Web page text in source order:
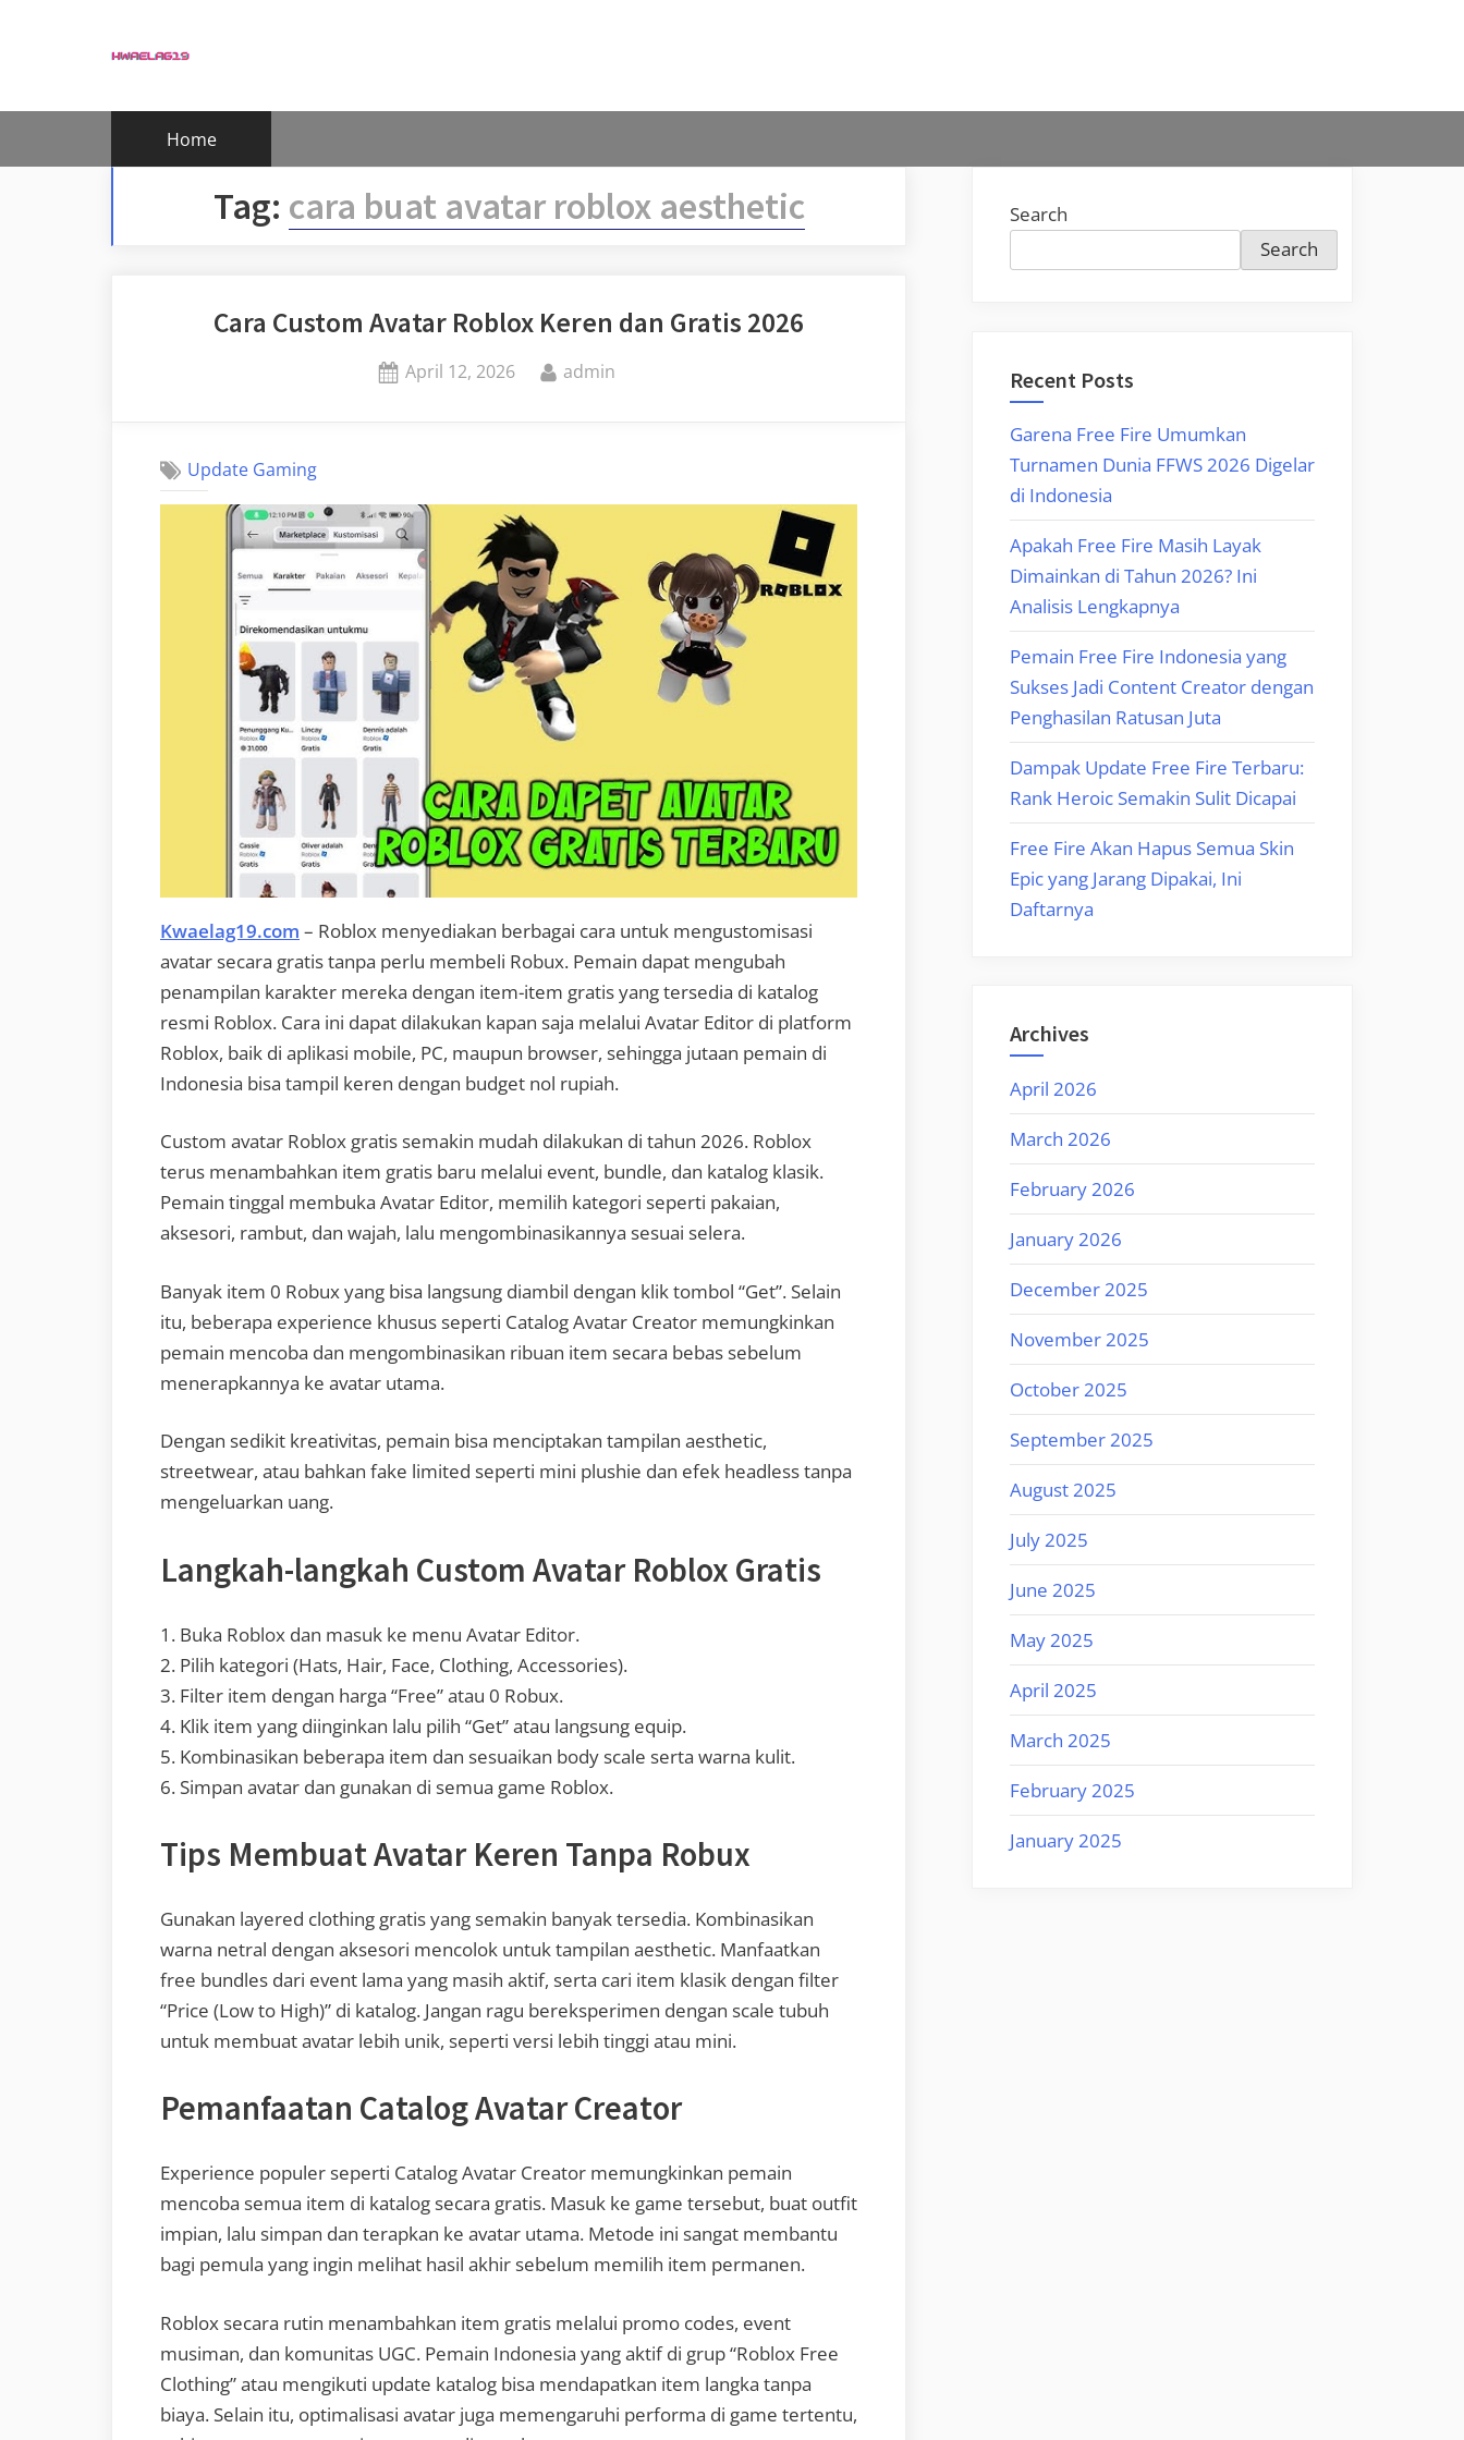
Home
Tag: cara buat avatar roblox aesthetic
Cara Custom Avatar Roblox Keren dan Gratis 2026
Posted
April 12, 2026 By
admin
Update Gaming
Kwaelag19.com – Roblox menyediakan berbagai cara untuk mengustomisasi
avatar secara gratis tanpa perlu membeli Robux. Pemain dapat mengubah
penampilan karakter mereka dengan item-item gratis yang tersedia di katalog
resmi Roblox. Cara ini dapat dilakukan kapan saja melalui Avatar Editor di platform
Roblox, baik di aplikasi mobile, PC, maupun browser, sehingga jutaan pemain di
Indonesia bisa tampil keren dengan budget nol rupiah.
Custom avatar Roblox gratis semakin mudah dilakukan di tahun 2026. Roblox
terus menambahkan item gratis baru melalui event, bundle, dan katalog klasik.
Pemain tinggal membuka Avatar Editor, memilih kategori seperti pakaian,
aksesori, rambut, dan wajah, lalu mengombinasikannya sesuai selera.
Banyak item 0 Robux yang bisa langsung diambil dengan klik tombol “Get”. Selain
itu, beberapa experience khusus seperti Catalog Avatar Creator memungkinkan
pemain mencoba dan mengombinasikan ribuan item secara bebas sebelum
menerapkannya ke avatar utama.
Dengan sedikit kreativitas, pemain bisa menciptakan tampilan aesthetic,
streetwear, atau bahkan fake limited seperti mini plushie dan efek headless tanpa
mengeluarkan uang.
Langkah-langkah Custom Avatar Roblox Gratis
1. Buka Roblox dan masuk ke menu Avatar Editor.
2. Pilih kategori (Hats, Hair, Face, Clothing, Accessories).
3. Filter item dengan harga “Free” atau 0 Robux.
4. Klik item yang diinginkan lalu pilih “Get” atau langsung equip.
5. Kombinasikan beberapa item dan sesuaikan body scale serta warna kulit.
6. Simpan avatar dan gunakan di semua game Roblox.
Tips Membuat Avatar Keren Tanpa Robux
Gunakan layered clothing gratis yang semakin banyak tersedia. Kombinasikan
warna netral dengan aksesori mencolok untuk tampilan aesthetic. Manfaatkan
free bundles dari event lama yang masih aktif, serta cari item klasik dengan filter
“Price (Low to High)” di katalog. Jangan ragu bereksperimen dengan scale tubuh
untuk membuat avatar lebih unik, seperti versi lebih tinggi atau mini.
Pemanfaatan Catalog Avatar Creator
Experience populer seperti Catalog Avatar Creator memungkinkan pemain
mencoba semua item di katalog secara gratis. Masuk ke game tersebut, buat outfit
impian, lalu simpan dan terapkan ke avatar utama. Metode ini sangat membantu
bagi pemula yang ingin melihat hasil akhir sebelum memilih item permanen.
Roblox secara rutin menambahkan item gratis melalui promo codes, event
musiman, dan komunitas UGC. Pemain Indonesia yang aktif di grup “Roblox Free
Clothing” atau mengikuti update katalog bisa mendapatkan item langka tanpa
biaya. Selain itu, optimalisasi avatar juga memengaruhi performa di game tertentu,
Search
Search
Recent Posts
Garena Free Fire Umumkan
Turnamen Dunia FFWS 2026 Digelar
di Indonesia
Apakah Free Fire Masih Layak
Dimainkan di Tahun 2026? Ini
Analisis Lengkapnya
Pemain Free Fire Indonesia yang
Sukses Jadi Content Creator dengan
Penghasilan Ratusan Juta
Dampak Update Free Fire Terbaru:
Rank Heroic Semakin Sulit Dicapai
Free Fire Akan Hapus Semua Skin
Epic yang Jarang Dipakai, Ini
Daftarnya
Archives
April 2026
March 2026
February 2026
January 2026
December 2025
November 2025
October 2025
September 2025
August 2025
July 2025
June 2025
May 2025
April 2025
March 2025
February 2025
January 2025